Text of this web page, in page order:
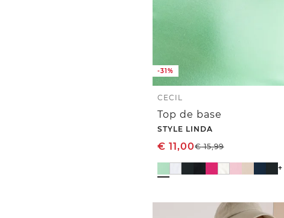
-31%
CECIL
Top de base
STYLE LINDA
€ 11,00€15,99